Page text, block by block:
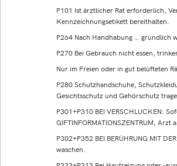
P101 Ist ärztlicher Rat erforderlich,
Kennzeichnungsetikett bereithalten.
P264 Nach Handhabung … gründlich
P270 Bei Gebrauch nicht essen,
Nur im Freien oder in gut belüfteten
P280 Schutzhandschuhe,
Gesichtsschutz und Gehörschutz
P301+P310 BEI VERSCHLUCKEN:
GIFTINFORMATIONSZENTRUM, Arzt
P302+P352 BEI BERÜHRUNG MIT
waschen.